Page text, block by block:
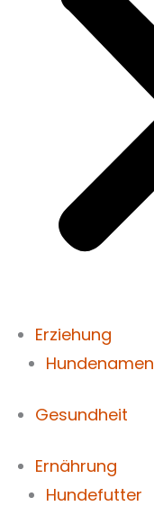
Erziehung
Hundenamen
Gesundheit
Ernährung
Hundefutter